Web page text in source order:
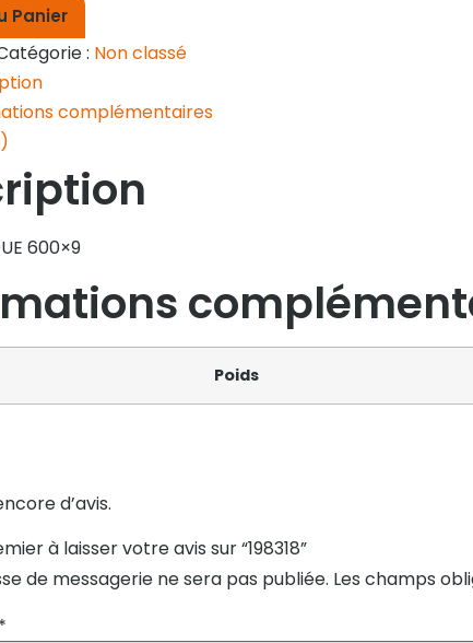
Panier
: Non classé
complémentaires
600×9
Poids
d’avis.
à laisser votre avis sur “198318”
de messagerie ne sera pas publiée. Les champs
*